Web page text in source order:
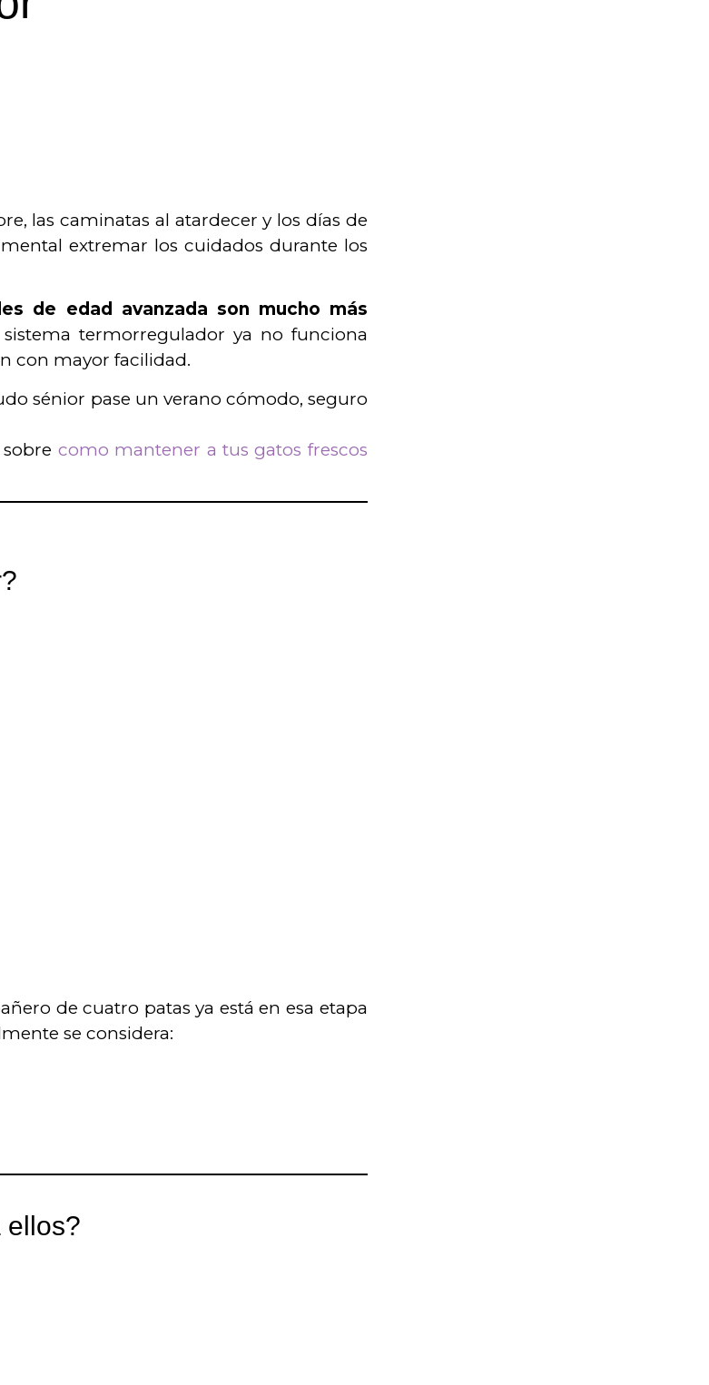
las caminatas al atardecer y los días de
extremar los cuidados durante los
de edad avanzada son mucho más
sistema termorregulador ya no funciona
con mayor facilidad.
sénior pase un verano cómodo, seguro
como mantener a tus gatos frescos
de cuatro patas ya está en esa etapa
se considera:
ellos?